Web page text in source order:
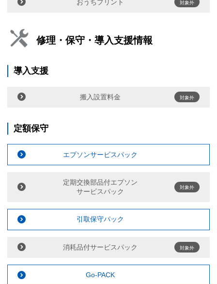
おうちプリント 対象外
修理・保守・導入支援情報
導入支援
搬入設置料金 対象外
定額保守
エプソンサービスパック
定期交換部品付エプソン
サービスパック
対象外
引取保守パック
消耗品付サービスパック 対象外
Go-PACK